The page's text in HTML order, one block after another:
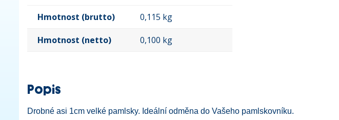
Hmotnost (brutto) 0,115 kg
Hmotnost (netto) 0,100 kg
Popis
Drobné asi 1cm velké pamlsky. Ideální odměna do Vašeho pamlskovníku.